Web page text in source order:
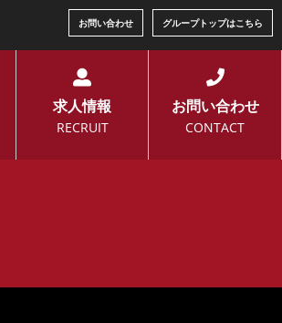
お問い合わせ グループトップはこちら
求人情報
RECRUIT
お問い合わせ
CONTACT